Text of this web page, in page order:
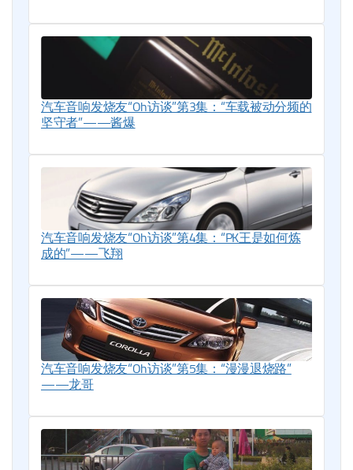
汽车音响发烧友“Oh访谈”第3集：“车载被动分频的
坚守者”——酱爆
汽车音响发烧友“Oh访谈”第4集：“PK王是如何炼
成的”——飞翔
汽车音响发烧友“Oh访谈”第5集：“漫漫退烧路”
——龙哥